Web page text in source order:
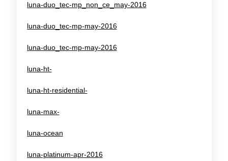
luna-duo_tec-mp_non_ce_may-2016
luna-duo_tec-mp-may-2016
luna-duo_tec-mp-may-2016
luna-ht-
luna-ht-residential-
luna-max-
luna-ocean
luna-platinum-apr-2016